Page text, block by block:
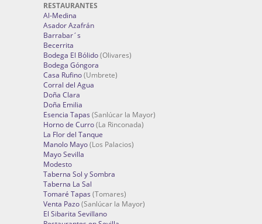
RESTAURANTES
Al-Medina
Asador Azafrán
Barrabar´s
Becerrita
Bodega El Bólido(Olivares)
Bodega Góngora
Casa Rufino(Umbrete)
Corral del Agua
Doña Clara
Doña Emilia
Esencia Tapas (Sanlúcar la Mayor)
Horno de Curro(La Rinconada)
La Flor del Tanque
Manolo Mayo(Los Palacios)
Mayo Sevilla
Modesto
Taberna Sol y Sombra
Taberna La Sal
Tomaré Tapas (Tomares)
Venta Pazo(Sanlúcar la Mayor)
El Sibarita Sevillano